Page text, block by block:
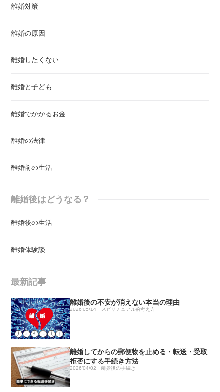
離婚対策
離婚の原因
離婚したくない
離婚と子ども
離婚でかかるお金
離婚の法律
離婚前の生活
離婚後はどうなる？
離婚後の生活
離婚体験談
最新記事
離婚後の不安が消えない本当の理由
2026/05/14 スピリチュアル的考え方
離婚してからの郵便物を止める・転送・受取
拒否にする手続き方法
2026/04/02 離婚後の手続き